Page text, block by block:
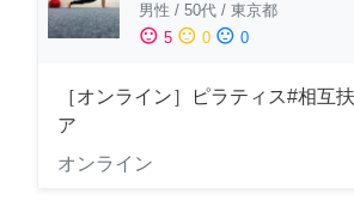
男性 / 50代 / 東京都
sentiment_satisfied 5 sentiment_neutral 0 sentiment_dissatisfied 0
［オンライン］ピラティス#相互
ア
オンライン